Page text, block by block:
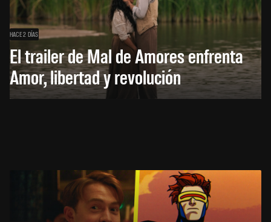
HACE 2 DÍAS
El trailer de Mal de Amores enfrenta
Amor, libertad y revolución